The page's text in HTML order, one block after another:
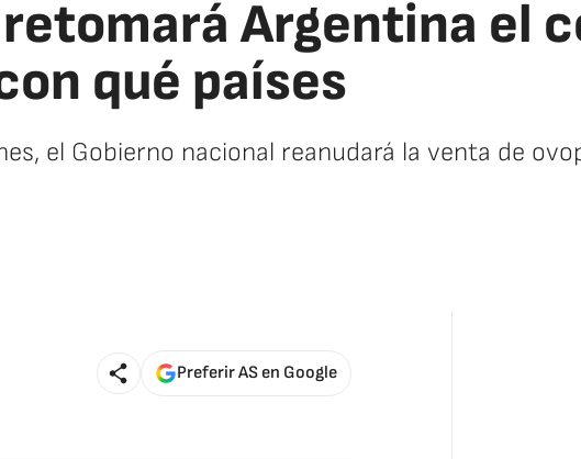
Argentina el
qué países
el Gobierno nacional reanudará la venta de
Preferir AS en Google